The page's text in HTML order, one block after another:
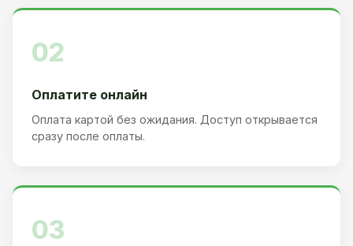
02
Оплатите онлайн
Оплата картой без ожидания. Доступ открывается
сразу после оплаты.
03